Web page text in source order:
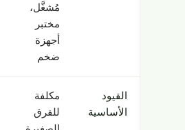
مُشغَّل،
مختبر
أجهزة
ضخم
القيود
الأساسية
مكلفة
للفرق